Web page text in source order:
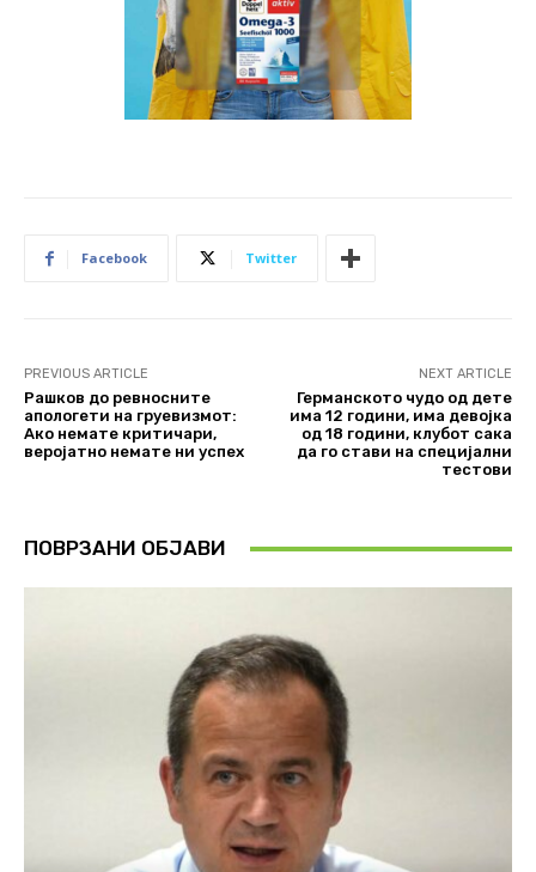
Facebook Twitter
PREVIOUS ARTICLE
Рашков до ревносните
апологети на груевизмот:
Ако немате критичари,
веројатно немате ни успех
NEXT ARTICLE
Германското чудо од дете
има 12 години, има девојка
од 18 години, клубот сака
да го стави на специјални
тестови
ПОВРЗАНИ ОБЈАВИ